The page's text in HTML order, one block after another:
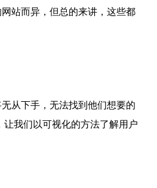
站而异，但总的来讲，这些都
从下手，无法找到他们想要的
让我们以可视化的方法了解用户